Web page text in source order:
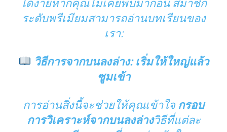
ได้ง่ายหากคุณไม่เคยพบมาก่อน สมาชิก
ระดับพรีเมียมสามารถอ่านบทเรียนของ
เรา:
วิธีการจากบนลงล่าง: เริ่มให้ใหญ่แล้ว
ซูมเข้า
การอ่านสิ่งนี้จะช่วยให้คุณเข้าใจ กรอบ
การวิเคราะห์จากบนลงล่างวิธีที่แต่ละ